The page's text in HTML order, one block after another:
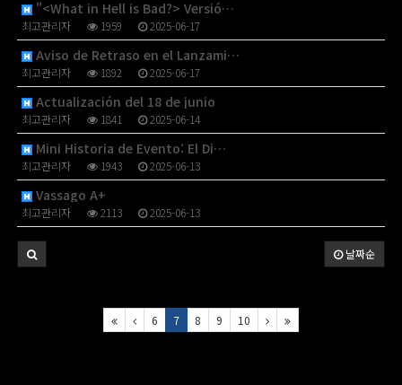
"<What in Hell is Bad?> Versió…
최고관리자 1959 2025-06-17
Aviso de Retraso en el Lanzami…
최고관리자 1892 2025-06-17
Actualización del 18 de junio
최고관리자 1841 2025-06-14
Mini Historia de Evento: El Di…
최고관리자 1943 2025-06-13
Vassago A+
최고관리자 2113 2025-06-13
날짜순
6 7 8 9 10